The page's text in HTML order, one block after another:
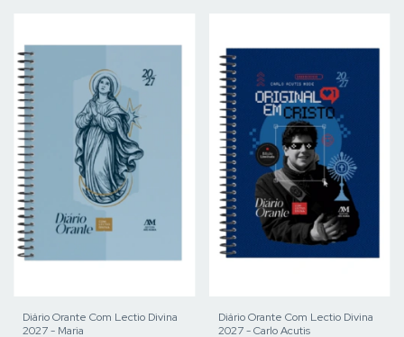
Diário Orante Com Lectio Divina
2027 - Maria
Diário Orante Com Lectio Divina
2027 - Carlo Acutis